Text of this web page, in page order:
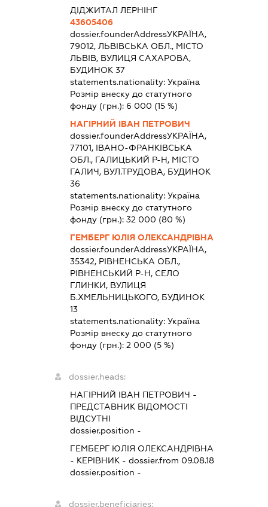
ДІДЖИТАЛ ЛЕРНІНГ
43605406
dossier.founderAddressУКРАЇНА,
79012, ЛЬВІВСЬКА ОБЛ., МІСТО
ЛЬВІВ, ВУЛИЦЯ САХАРОВА,
БУДИНОК 37
statements.nationality:Україна
Розмір внеску до статутного
фонду (грн.): 6 000 (15 %)
НАГІРНИЙ ІВАН ПЕТРОВИЧ
dossier.founderAddressУКРАЇНА,
77101, ІВАНО-ФРАНКІВСЬКА
ОБЛ., ГАЛИЦЬКИЙ Р-Н, МІСТО
ГАЛИЧ, ВУЛ.ТРУДОВА, БУДИНОК
36
statements.nationality:Україна
Розмір внеску до статутного
фонду (грн.):32 000 (80 %)
ГЕМБЕРГ ЮЛІЯ ОЛЕКСАНДРІВНА
dossier.founderAddressУКРАЇНА,
35342, РІВНЕНСЬКА ОБЛ.,
РІВНЕНСЬКИЙ Р-Н, СЕЛО
ГЛИНКИ, ВУЛИЦЯ
Б.ХМЕЛЬНИЦЬКОГО, БУДИНОК
13
statements.nationality:Україна
Розмір внеску до статутного
фонду (грн.):2 000 (5 %)
dossier.heads:
НАГІРНИЙ ІВАН ПЕТРОВИЧ -
ПРЕДСТАВНИК ВІДОМОСТІ
ВІДСУТНІ
dossier.position -
ГЕМБЕРГ ЮЛІЯ ОЛЕКСАНДРІВНА
- КЕРІВНИК - dossier.from 09.08.18
dossier.position -
dossier.beneficiaries: